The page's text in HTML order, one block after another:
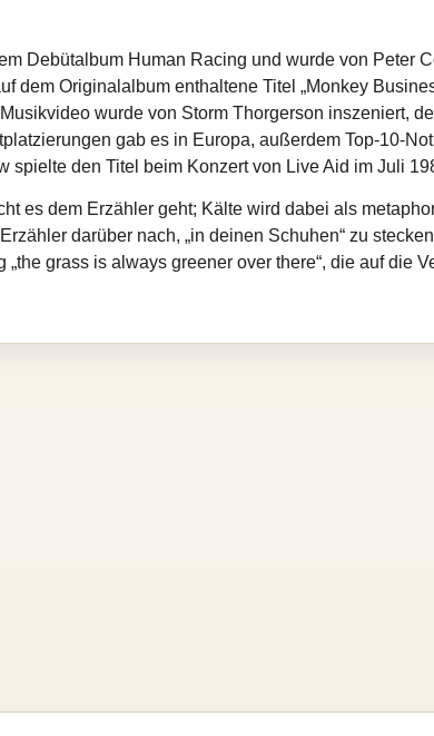
Debütalbum Human Racing und wurde von Peter
dem Originalalbum enthaltene Titel „Monkey
wurde von Storm Thorgerson inszeniert,
gab es in Europa, außerdem
spielte den Titel beim Konzert von Live Aid im Juli
es dem Erzähler geht; Kälte wird dabei als
darüber nach, „in deinen Schuhen“ zu
grass is always greener over there“, die auf die